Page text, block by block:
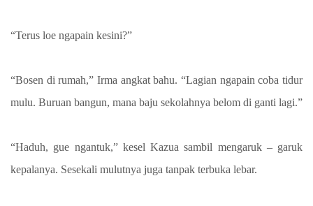
“Terus loe ngapain kesini?”
“Bosen di rumah,” Irma angkat bahu. “Lagian ngapain coba tidur
mulu. Buruan bangun, mana baju sekolahnya belom di ganti lagi.”
“Haduh, gue ngantuk,” kesel Kazua sambil mengaruk – garuk
kepalanya. Sesekali mulutnya juga tanpak terbuka lebar.